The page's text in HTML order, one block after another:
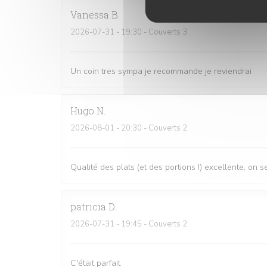
Vanessa B
2026-07-31 - 19:30 - Couverts 3
Un coin tres sympa je recommande je reviendrai
Hugo N
2026-08-01 - 20:30 - Couverts 2
Qualité des plats (et des portions !) excellente, on
patricia D
2026-07-31 - 19:45 - Couverts 2
C'était parfait